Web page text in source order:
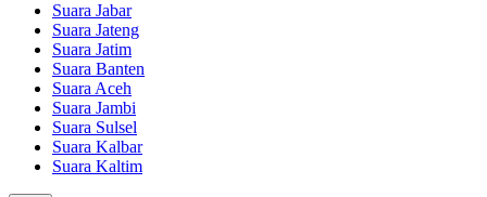
Suara Jabar
Suara Jateng
Suara Jatim
Suara Banten
Suara Aceh
Suara Jambi
Suara Sulsel
Suara Kalbar
Suara Kaltim